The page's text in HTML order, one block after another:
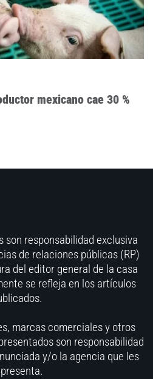
mexicano cae 30 %
son responsabilidad exclusiva
de relaciones públicas (RP)
del editor general de la casa
se refleja en los artículos
marcas comerciales y otros
son responsabilidad
y/o la agencia que les